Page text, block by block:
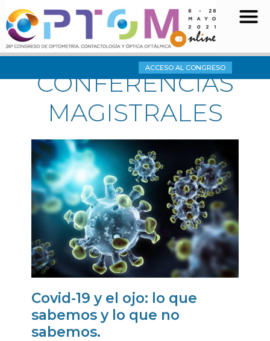
ACCESO AL CONGRESO
CONFERENCIAS
MAGISTRALES
Covid-19 y el ojo: lo que
sabemos y lo que no
sabemos.